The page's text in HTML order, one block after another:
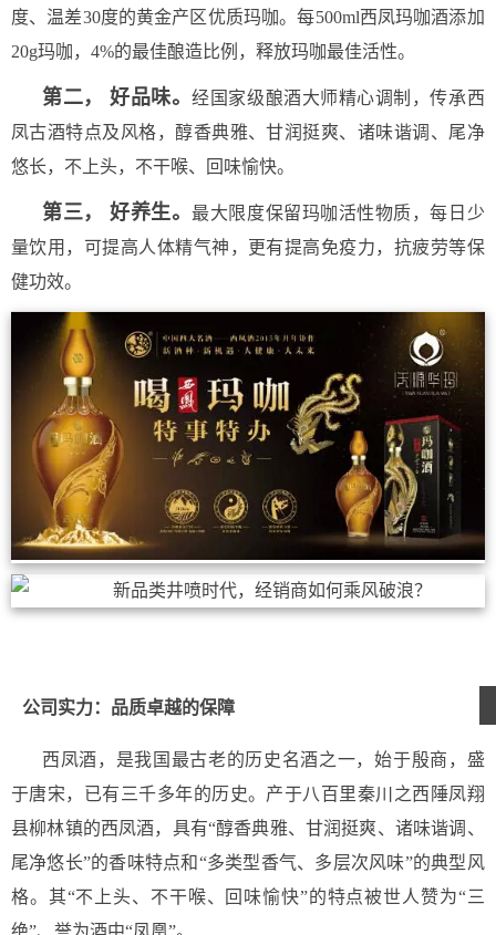
度、温差30度的黄金产区优质玛咖。每500ml西凤玛咖酒添加
20g玛咖，4%的最佳酿造比例，释放玛咖最佳活性。
第二， 好品味。经国家级酿酒大师精心调制，传承西
凤古酒特点及风格，醇香典雅、甘润挺爽、诸味谐调、尾净
悠长，不上头，不干喉、回味愉快。
第三， 好养生。最大限度保留玛咖活性物质，每日少
量饮用，可提高人体精气神，更有提高免疫力，抗疲劳等保
健功效。
公司实力：品质卓越的保障
西凤酒，是我国最古老的历史名酒之一，始于殷商，盛
于唐宋，已有三千多年的历史。产于八百里秦川之西陲凤翔
县柳林镇的西凤酒，具有“醇香典雅、甘润挺爽、诸味谐调、
尾净悠长”的香味特点和“多类型香气、多层次风味”的典型风
格。其“不上头、不干喉、回味愉快”的特点被世人赞为“三